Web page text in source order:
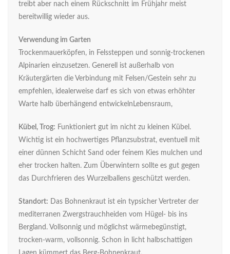
treibt aber nach einem Rückschnitt im Frühjahr meist
bereitwillig wieder aus.
Verwendung im Garten
Trockenmauerköpfen, in Felssteppen und sonnig-trockenen
Alpinarien einzusetzen. Generell ist außerhalb von
Kräutergärten die Verbindung mit Felsen/Gestein sehr zu
empfehlen, idealerweise darf es sich von etwas erhöhter
Warte halb überhängend entwickelnLebensraum,
Kübel, Trog: Funktioniert gut im nicht zu kleinen Kübel.
Wichtig ist ein hochwertiges Pflanzsubstrat, eventuell mit
einer dünnen Schicht Sand oder feinem Kies mulchen und
eher trocken halten. Zum Überwintern sollte es gut gegen
das Durchfrieren des Wurzelballens geschützt werden.
Standort: Das Bohnenkraut ist ein typsicher Vertreter der
mediterranen Zwergstrauchheiden vom Hügel- bis ins
Bergland. Vollsonnig und möglichst wärmebegünstigt,
trocken-warm, vollsonnig. Schon in licht halbschattigen